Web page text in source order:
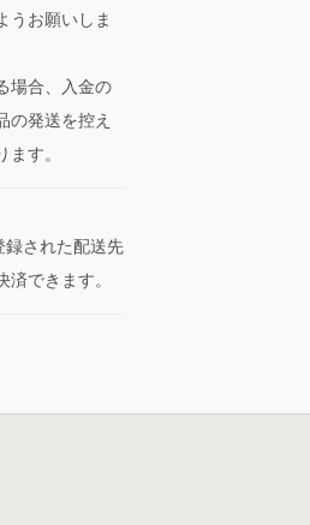
うお願いしま
場合、入金の
の発送を控え
ます。
された配送先
済できます。